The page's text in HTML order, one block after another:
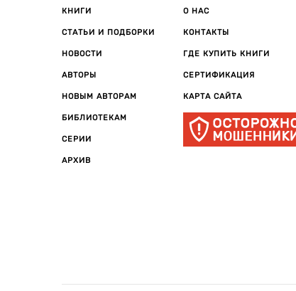
КНИГИ
СТАТЬИ И ПОДБОРКИ
НОВОСТИ
АВТОРЫ
НОВЫМ АВТОРАМ
БИБЛИОТЕКАМ
СЕРИИ
АРХИВ
О НАС
КОНТАКТЫ
ГДЕ КУПИТЬ КНИГИ
СЕРТИФИКАЦИЯ
КАРТА САЙТА